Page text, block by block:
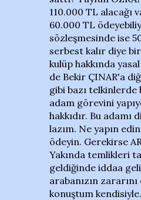
110.000 TL alacağı
60.000 TL
sözleşmesinde ise
serbest kalır diye
kulüp hakkında
de Bekir ÇINAR'a
gibi bazı telkinlerde
adam görevini
hakkıdır. Bu
lazım. Ne yapın
ödeyin. Gerekirse
Yakında temlikleri
geldiğinde iddaa
arabanızın zararını
konuştum